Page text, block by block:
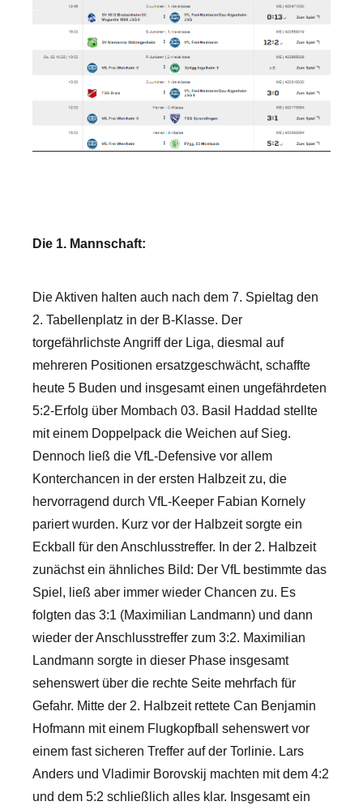
Die 1. Mannschaft:
Die Aktiven halten auch nach dem 7. Spieltag den
2. Tabellenplatz in der B-Klasse. Der
torgefährlichste Angriff der Liga, diesmal auf
mehreren Positionen ersatzgeschwächt, schaffte
heute 5 Buden und insgesamt einen ungefährdeten
5:2-Erfolg über Mombach 03. Basil Haddad stellte
mit einem Doppelpack die Weichen auf Sieg.
Dennoch ließ die VfL-Defensive vor allem
Konterchancen in der ersten Halbzeit zu, die
hervorragend durch VfL-Keeper Fabian Kornely
pariert wurden. Kurz vor der Halbzeit sorgte ein
Eckball für den Anschlusstreffer. In der 2. Halbzeit
zunächst ein ähnliches Bild: Der VfL bestimmte das
Spiel, ließ aber immer wieder Chancen zu. Es
folgten das 3:1 (Maximilian Landmann) und dann
wieder der Anschlusstreffer zum 3:2. Maximilian
Landmann sorgte in dieser Phase insgesamt
sehenswert über die rechte Seite mehrfach für
Gefahr. Mitte der 2. Halbzeit rettete Can Benjamin
Hofmann mit einem Flugkopfball sehenswert vor
einem fast sicheren Treffer auf der Torlinie. Lars
Anders und Vladimir Borovskij machten mit dem 4:2
und dem 5:2 schließlich alles klar. Insgesamt ein